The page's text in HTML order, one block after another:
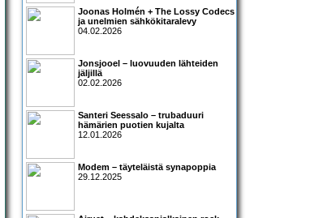
Joonas Holmén + The Lossy Codecs
ja unelmien sähkökitaralevy
04.02.2026
Jonsjooel – luovuuden lähteiden
jäljillä
02.02.2026
Santeri Seessalo – trubaduuri
hämärien puotien kujalta
12.01.2026
Modem – täyteläistä synapoppia
29.12.2025